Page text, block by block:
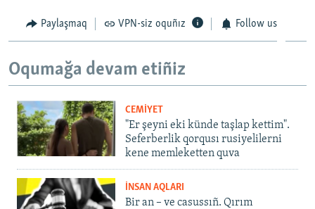
Paylaşmaq VPN-siz oquñız Follow us
Oqumağa devam etiñiz
CEMİYET
"Er şeyni eki künde taşlap kettim".
Seferberlik qorqusı rusiyelilerni
kene memleketten quva
İNSAN AQLARI
Bir an – ve casussıñ. Qırım